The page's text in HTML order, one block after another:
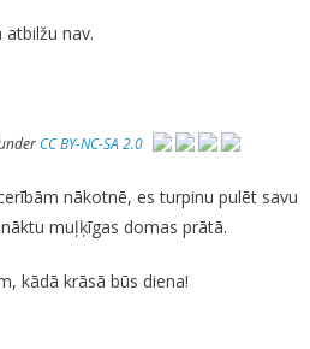
nav.
CC BY-NC-SA 2.0
nākotnē, es turpinu pulēt savu
muļķīgas domas prātā.
kādā krāsā būs diena!